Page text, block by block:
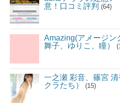
意！口コミ評判 (64)
Amazing(アメージン
舞子、ゆりこ、瞳）
一之瀬 彩音、篠宮
クラたち）
(15)